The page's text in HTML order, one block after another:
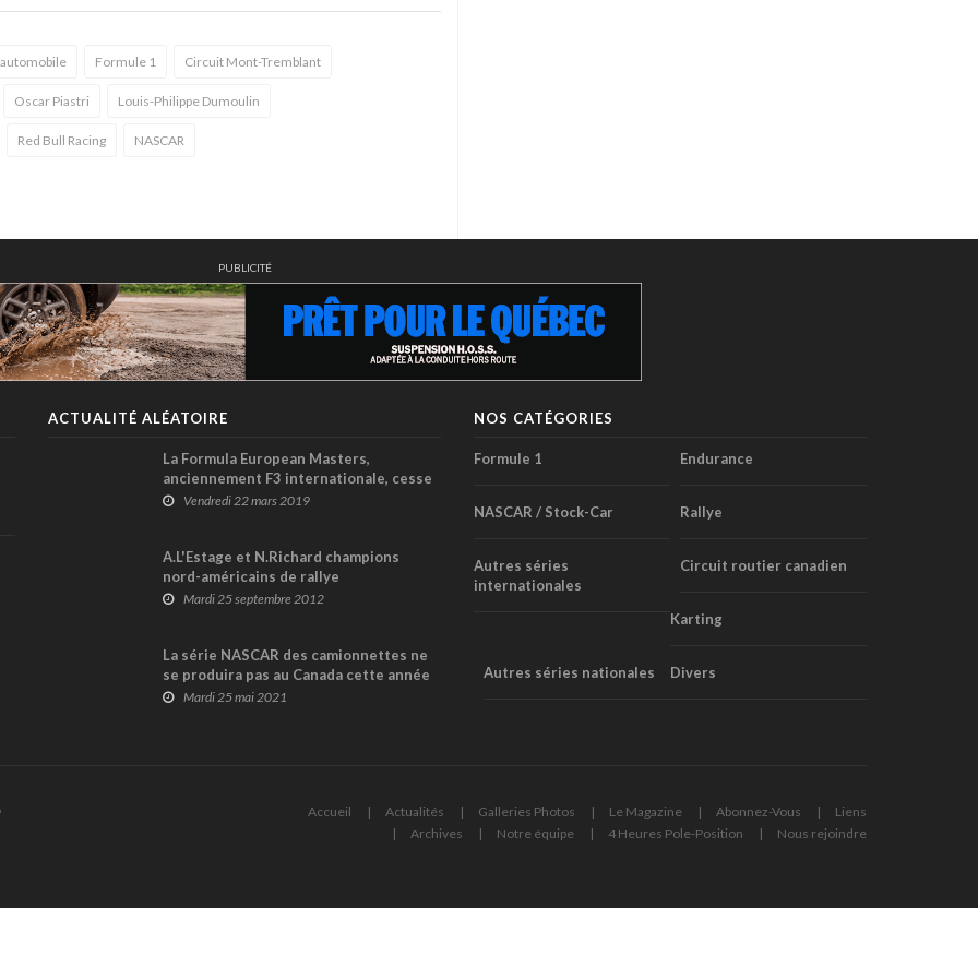
Formule 1 Circuit Mont-Tremblant
Oscar Piastri Louis-Philippe Dumoulin
Red Bull Racing NASCAR
PUBLICITÉ
ACTUALITÉ ALÉATOIRE
La Formula European Masters,
anciennement F3 internationale, cesse
ses activités !
Vendredi 22 mars 2019
A.L'Estage et N.Richard champions
nord-américains de rallye
Mardi 25 septembre 2012
La série NASCAR des camionnettes ne
se produira pas au Canada cette année
!
Mardi 25 mai 2021
NOS CATÉGORIES
Formule 1 Endurance
NASCAR / Stock-Car Rallye
Autres séries
internationales
Circuit routier canadien
Karting
Autres séries nationales Divers
Accueil Actualités Galleries Photos Le Magazine Abonnez-Vous
Liens
Archives
Notre équipe 4 Heures Pole-Position Nous rejoindre